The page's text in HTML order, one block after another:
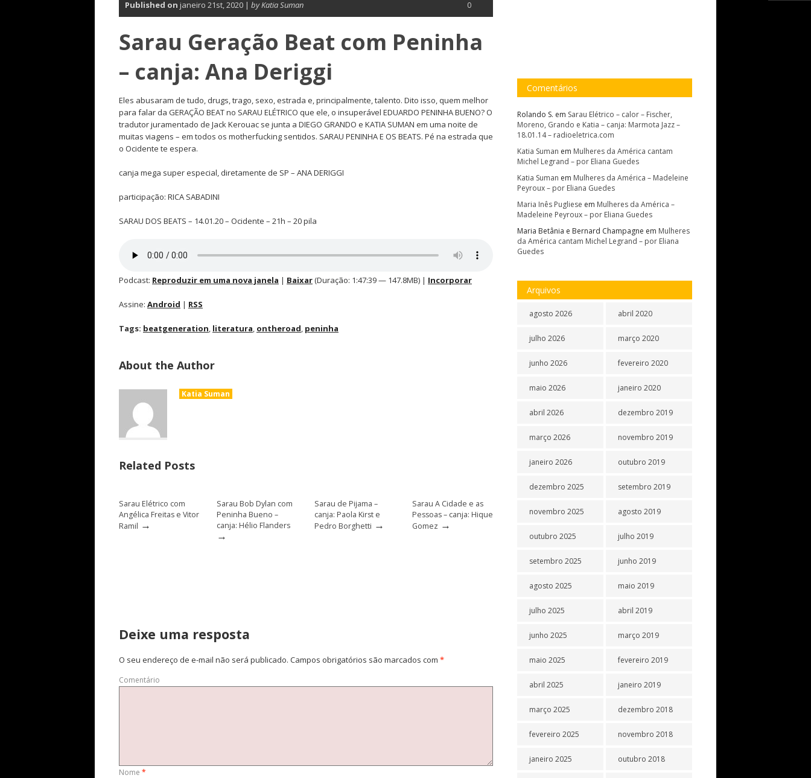
Published on janeiro 21st, 2020 | by Katia Suman 0
Sarau Geração Beat com Peninha
– canja: Ana Deriggi
Eles abusaram de tudo, drugs, trago, sexo, estrada e, principalmente, talento. Dito isso, quem melhor
para falar da GERAÇÃO BEAT no SARAU ELÉTRICO que ele, o insuperável EDUARDO PENINHA BUENO? O
tradutor juramentado de Jack Kerouac se junta a DIEGO GRANDO e KATIA SUMAN em uma noite de
muitas viagens – em todos os motherfucking sentidos. SARAU PENINHA E OS BEATS. Pé na estrada que
o Ocidente te espera.
canja mega super especial, diretamente de SP – ANA DERIGGI
participação: RICA SABADINI
SARAU DOS BEATS – 14.01.20 – Ocidente – 21h – 20 pila
Podcast: Reproduzir em uma nova janela | Baixar(Duração: 1:47:39 — 147.8MB) | Incorporar
Assine: Android | RSS
Tags: beatgeneration, literatura, ontheroad, peninha
About the Author
Katia Suman
Related Posts
Sarau Elétrico com
Angélica Freitas e Vitor
Ramil →
Sarau Bob Dylan com
Peninha Bueno –
canja: Hélio Flanders
→
Sarau de Pijama –
canja: Paola Kirst e
Pedro Borghetti →
Sarau A Cidade e as
Pessoas – canja: Hique
Gomez →
Deixe uma resposta
O seu endereço de e-mail não será publicado. Campos obrigatórios são marcados com *
Comentário
Nome *
Comentários
Rolando S. em Sarau Elétrico – calor – Fischer,
Moreno, Grando e Katia – canja: Marmota Jazz –
18.01.14 – radioeletrica.com
Katia Suman em Mulheres da América cantam
Michel Legrand – por Eliana Guedes
Katia Suman em Mulheres da América – Madeleine
Peyroux – por Eliana Guedes
Maria Inês Pugliese em Mulheres da América –
Madeleine Peyroux – por Eliana Guedes
Maria Betânia e Bernard Champagne em Mulheres
da América cantam Michel Legrand – por Eliana
Guedes
Arquivos
agosto 2026
julho 2026
junho 2026
maio 2026
abril 2026
março 2026
janeiro 2026
dezembro 2025
novembro 2025
outubro 2025
setembro 2025
agosto 2025
julho 2025
junho 2025
maio 2025
abril 2025
março 2025
fevereiro 2025
janeiro 2025
abril 2020
março 2020
fevereiro 2020
janeiro 2020
dezembro 2019
novembro 2019
outubro 2019
setembro 2019
agosto 2019
julho 2019
junho 2019
maio 2019
abril 2019
março 2019
fevereiro 2019
janeiro 2019
dezembro 2018
novembro 2018
outubro 2018